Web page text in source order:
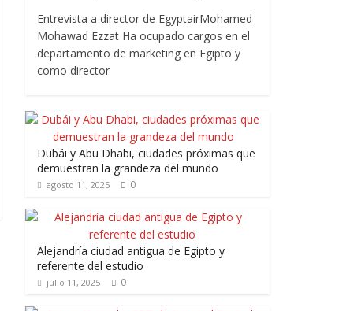
Entrevista a director de EgyptairMohamed
Mohawad Ezzat Ha ocupado cargos en el
departamento de marketing en Egipto y
como director
Dubái y Abu Dhabi, ciudades próximas que
demuestran la grandeza del mundo
agosto 11, 2025 0
Alejandría ciudad antigua de Egipto y
referente del estudio
julio 11, 2025 0